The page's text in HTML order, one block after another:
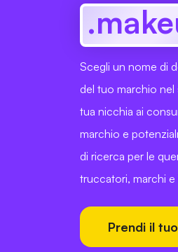
Scegli un nome di
del tuo marchio nel
tua nicchia ai
marchio e
di ricerca per le
truccatori, marchi
Prendi il tuo